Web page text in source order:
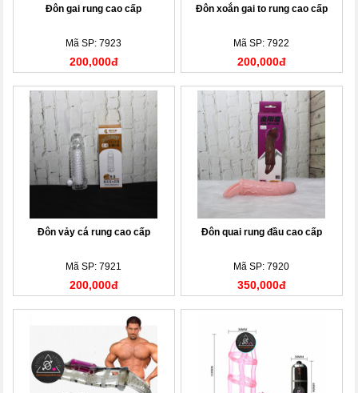
Đôn gai rung cao cấp
Mã SP: 7923
200,000đ
Đôn xoắn gai to rung cao cấp
Mã SP: 7922
200,000đ
Đôn vảy cá rung cao cấp
Mã SP: 7921
200,000đ
Đôn quai rung đầu cao cấp
Mã SP: 7920
350,000đ